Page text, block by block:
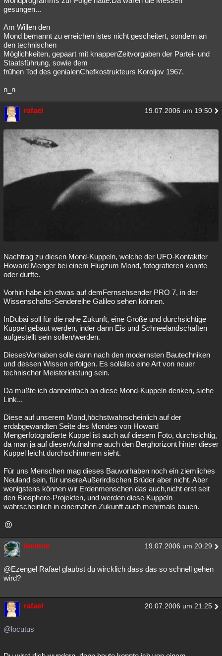
gesungen...
Am Willen den
Mond bemannt zu erreichen istes nicht gescheitert, sondern an
den technischen
Möglichkeiten, gepaart mit knappenZeitvorgaben der Partei- und
Staatsführung, sowie dem
frühen Tod des genialenChefkostrukteurs Koroljov 1967.
n_n
rafael 19.07.2006 um 19:50
Nachtrag zu diesen Mond-Kuppeln, welche der UFO-Kontaktler
Howard Menger bei einem Flugzum Mond, fotografieren konnte
oder durfte.
Vorhin habe ich etwas auf demFernsehsender PRO 7, in der
Wissenschafts-Sendereihe Galileo sehen können.
InDubai soll für die nahe Zukunft, eine Große und durchsichtige
Kuppel gebaut werden, inder dann Eis und Schneelandschaften
aufgestellt sein sollen/werden.
DiesesVorhaben solle dann nach den modernsten Bautechniken
und dessen Wissen erfolgen. Es sollalso eine Art von neuer
technischer Meisterleistung sein.
Da mußte ich danneinfach an diese Mond-Kuppeln denken, siehe
Link...
Diese auf unserem Mond,höchstwahrscheinlich auf der
erdabgewandten Seite des Mondes von Howard
Mengerfotografierte Kuppel ist auch auf diesem Foto, durchsichtig,
da man ja auf dieserAufnahme auch den Berghorizont hinter dieser
Kuppel leicht durchschimmern sieht.
Für uns Menschen mag dieses Bauvorhaben noch ein ziemliches
Neuland sein, für unsereAußerirdischen Brüder aber nicht. Aber
wenigstens können wir Erdenmenschen das auch,nicht erst seit
den Biosphere-Projekten, und werden diese Kuppeln
wahrscheinlich in einernahen Zukunft auch mehrmals bauen.
locutus 19.07.2006 um 20:29
@Ezengel Rafael glaubst du wircklich dass das so schnell gehen
wird?
rafael 20.07.2006 um 21:25
@locutus